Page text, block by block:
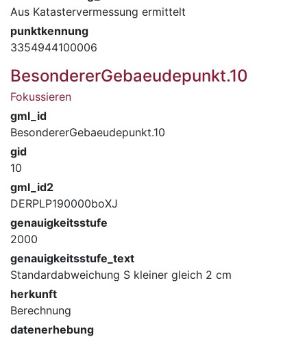
Aus Katastervermessung ermittelt
punktkennung
3354944100006
BesondererGebaeudepunkt.10
Fokussieren
gml_id
BesondererGebaeudepunkt.10
gid
10
gml_id2
DERPLP190000boXJ
genauigkeitsstufe
2000
genauigkeitsstufe_text
Standardabweichung S kleiner gleich 2 cm
herkunft
Berechnung
datenerhebung